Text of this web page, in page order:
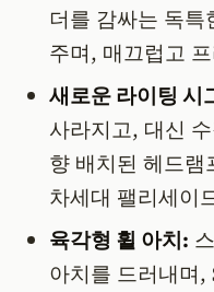
더를 감싸는 독특
주며, 매끄럽고
새로운 라이팅 시
사라지고, 대신
향 배치된 헤드
차세대 팰리세이
육각형 휠 아치:
아치를 드러내며,